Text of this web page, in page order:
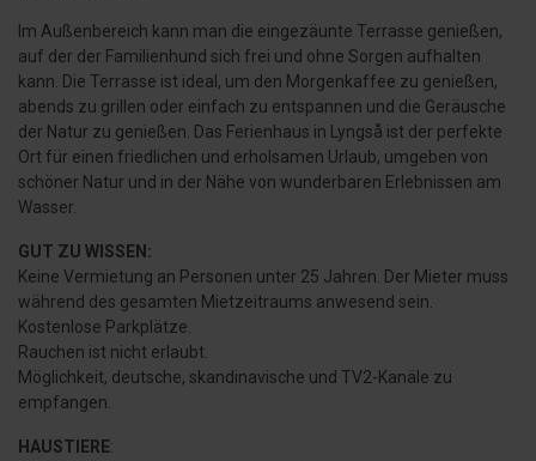
Im Außenbereich kann man die eingezäunte Terrasse genießen,
auf der der Familienhund sich frei und ohne Sorgen aufhalten
kann. Die Terrasse ist ideal, um den Morgenkaffee zu genießen,
abends zu grillen oder einfach zu entspannen und die Geräusche
der Natur zu genießen. Das Ferienhaus in Lyngså ist der perfekte
Ort für einen friedlichen und erholsamen Urlaub, umgeben von
schöner Natur und in der Nähe von wunderbaren Erlebnissen am
Wasser.
GUT ZU WISSEN:
Keine Vermietung an Personen unter 25 Jahren. Der Mieter muss
während des gesamten Mietzeitraums anwesend sein.
Kostenlose Parkplätze.
Rauchen ist nicht erlaubt.
Möglichkeit, deutsche, skandinavische und TV2-Kanäle zu
empfangen.
HAUSTIERE: